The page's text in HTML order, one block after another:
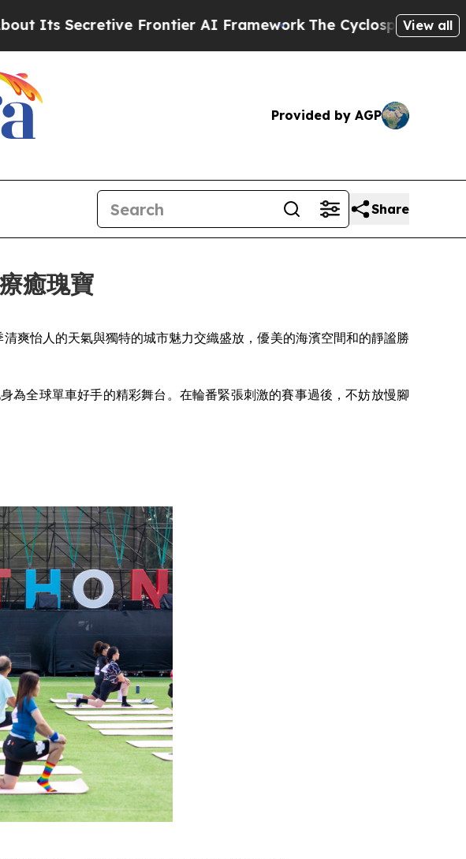
AI Framework The Cyclospora Mystery: How Human Poop
View all
Provided by AGP
Share
癒瑰寶
爽怡人的天氣與獨特的城市魅力交織盛放，優美的海濱空間和的靜謐勝
為全球單車好手的精彩舞台。在輪番緊張刺激的賽事過後，不妨放慢腳